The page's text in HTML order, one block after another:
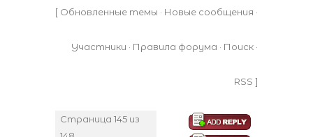
[ Обновленные темы · Новые сообщения ·
Участники · Правила форума · Поиск ·
RSS ]
Страница 145 из